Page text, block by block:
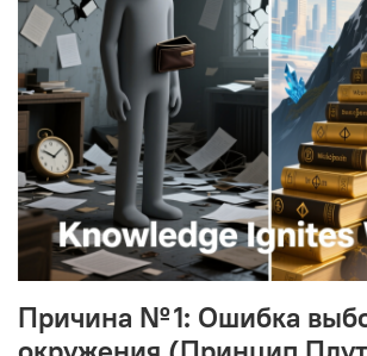
Причина № 1: Ошибка